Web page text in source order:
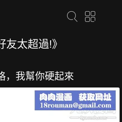
友太超過!》
，我幫你硬起來